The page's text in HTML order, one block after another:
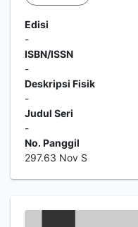
Edisi
-
ISBN/ISSN
-
Deskripsi Fisik
-
Judul Seri
-
No. Panggil
297.63 Nov S